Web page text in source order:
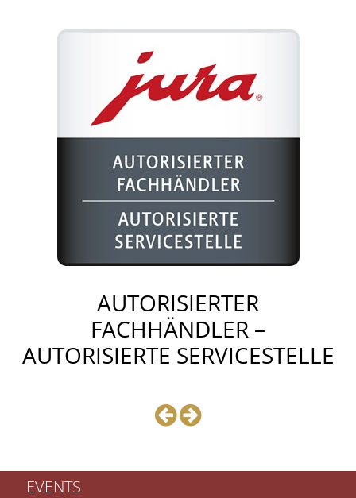
AUTORISIERTER
FACHHÄNDLER –
AUTORISIERTE SERVICESTELLE
EVENTS